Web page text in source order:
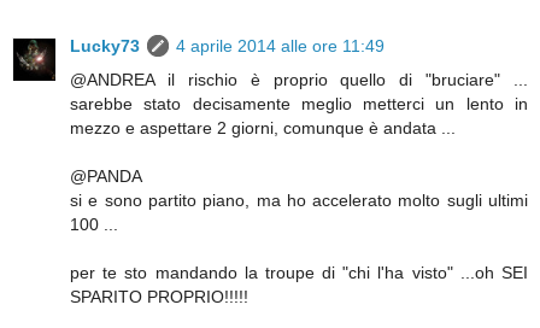
Lucky73
4 aprile 2014 alle ore 11:49
@ANDREA il rischio è proprio quello di "bruciare" ...
sarebbe stato decisamente meglio metterci un lento in
mezzo e aspettare 2 giorni, comunque è andata ...
@PANDA
si e sono partito piano, ma ho accelerato molto sugli ultimi
100 ...
per te sto mandando la troupe di "chi l'ha visto" ...oh SEI
SPARITO PROPRIO!!!!!